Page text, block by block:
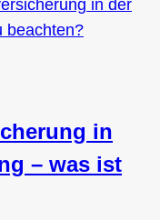
in
– was ist